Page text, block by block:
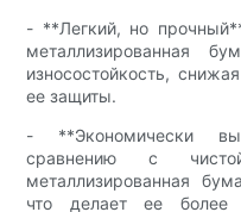
- **Легкий, но
металлизированная
износостойкость,
ее защиты.
- **Экономически
сравнению с
металлизированная
что делает ее более